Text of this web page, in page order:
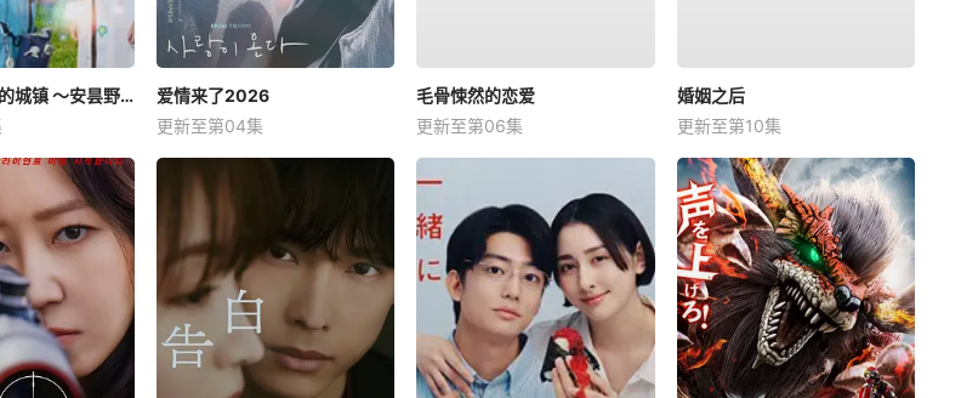
在勿忘草盛开的城镇 ～安昙野诊疗记～
爱情来了2026
更新至第04集
毛骨悚然的恋爱
更新至第06集
婚姻之后
更新至第10集